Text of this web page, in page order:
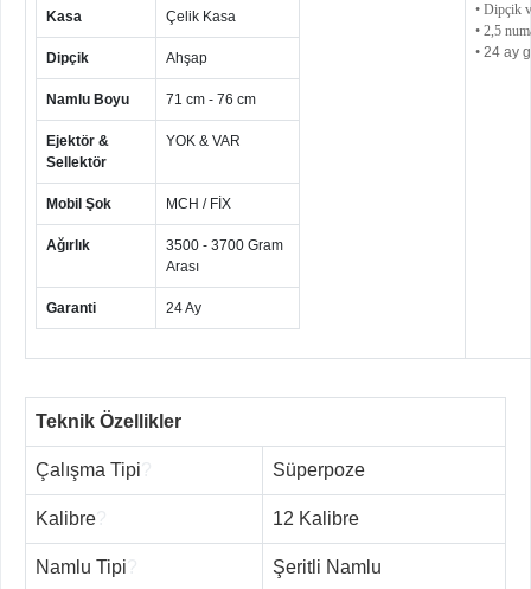
Kasa Çelik Kasa
Dipçik Ahşap
Namlu Boyu 71 cm - 76 cm
Ejektör &
Sellektör
YOK & VAR
Mobil Şok MCH / FİX
Ağırlık
3500 - 3700 Gram
Arası
Garanti 24 Ay
• Dipçik
• 2,5
• 24 ay
Teknik Özellikler
Çalışma Tipi Süperpoze
Kalibre 12 Kalibre
Namlu Tipi Şeritli Namlu